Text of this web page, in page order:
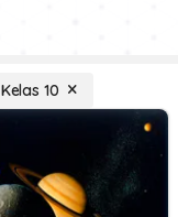
Kelas 10